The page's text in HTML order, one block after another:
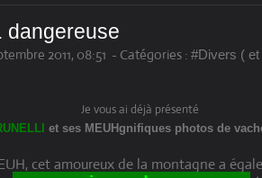
dangereuse
2011, 08:51 - Catégories : #Divers ( et
Je vous ai déjà présenté
et ses MEUHgnifiques photos de
cet amoureux de la montagne a